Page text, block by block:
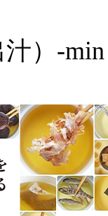
）-min